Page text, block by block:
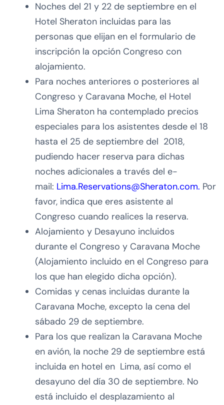
Noches del 21 y 22 de septiembre en el
Hotel Sheraton incluidas para las
personas que elijan en el formulario de
inscripción la opción Congreso con
alojamiento.
Para noches anteriores o posteriores al
Congreso y Caravana Moche, el Hotel
Lima Sheraton ha contemplado precios
especiales para los asistentes desde el 18
hasta el 25 de septiembre del 2018,
pudiendo hacer reserva para dichas
noches adicionales a través del e-
mail: Lima.Reservations@Sheraton.com. Por
favor, indica que eres asistente al
Congreso cuando realices la reserva.
Alojamiento y Desayuno incluidos
durante el Congreso y Caravana Moche
(Alojamiento incluido en el Congreso para
los que han elegido dicha opción).
Comidas y cenas incluidas durante la
Caravana Moche, excepto la cena del
sábado 29 de septiembre.
Para los que realizan la Caravana Moche
en avión, la noche 29 de septiembre está
incluida en hotel en Lima, así como el
desayuno del día 30 de septiembre. No
está incluido el desplazamiento al